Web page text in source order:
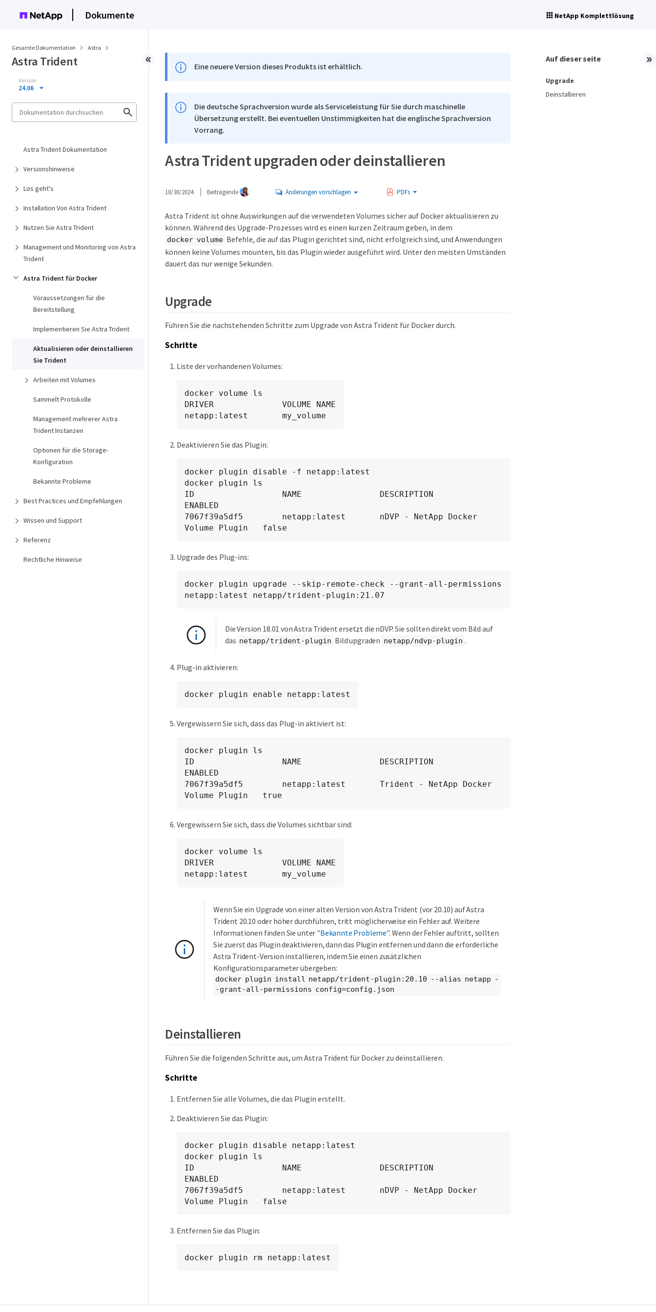
Dokumente NetApp Komplettlösung
Gesamte Dokumentation Astra
Astra Trident
Version
24.06
Astra Trident Dokumentation
Versionshinweise
Los geht's
Installation Von Astra Trident
Nutzen Sie Astra Trident
Management und Monitoring von Astra
Trident
Astra Trident für Docker
Voraussetzungen für die
Bereitstellung
Implementieren Sie Astra Trident
Aktualisieren oder deinstallieren
Sie Trident
Arbeiten mit Volumes
Sammelt Protokolle
Management mehrerer Astra
Trident Instanzen
Optionen für die Storage-
Konfiguration
Bekannte Probleme
Best Practices und Empfehlungen
Wissen und Support
Referenz
Rechtliche Hinweise
Eine neuere Version dieses Produkts ist erhältlich.
Die deutsche Sprachversion wurde als Serviceleistung für Sie durch maschinelle
Übersetzung erstellt. Bei eventuellen Unstimmigkeiten hat die englische Sprachversion
Vorrang.
Astra Trident upgraden oder deinstallieren
10/30/2024 Beitragende Änderungen vorschlagen PDFs
Astra Trident ist ohne Auswirkungen auf die verwendeten Volumes sicher auf Docker aktualisieren zu
können. Während des Upgrade-Prozesses wird es einen kurzen Zeitraum geben, in dem
docker volume Befehle, die auf das Plugin gerichtet sind, nicht erfolgreich sind, und Anwendungen
können keine Volumes mounten, bis das Plugin wieder ausgeführt wird. Unter den meisten Umständen
dauert das nur wenige Sekunden.
Upgrade
Führen Sie die nachstehenden Schritte zum Upgrade von Astra Trident für Docker durch.
Schritte
Liste der vorhandenen Volumes:
docker volume ls
DRIVER              VOLUME NAME
netapp:latest       my_volume
Deaktivieren Sie das Plugin:
docker plugin disable -f netapp:latest
docker plugin ls
ID                  NAME                DESCRIPTION
ENABLED
7067f39a5df5        netapp:latest       nDVP - NetApp Docker
Volume Plugin   false
Upgrade des Plug-ins:
docker plugin upgrade --skip-remote-check --grant-all-permissions
netapp:latest netapp/trident-plugin:21.07
Die Version 18.01 von Astra Trident ersetzt die nDVP. Sie sollten direkt vom Bild auf
das netapp/trident-plugin Bild upgraden netapp/ndvp-plugin .
Plug-in aktivieren:
docker plugin enable netapp:latest
Vergewissern Sie sich, dass das Plug-in aktiviert ist:
docker plugin ls
ID                  NAME                DESCRIPTION
ENABLED
7067f39a5df5        netapp:latest       Trident - NetApp Docker
Volume Plugin   true
Vergewissern Sie sich, dass die Volumes sichtbar sind:
docker volume ls
DRIVER              VOLUME NAME
netapp:latest       my_volume
Wenn Sie ein Upgrade von einer alten Version von Astra Trident (vor 20.10) auf Astra
Trident 20.10 oder höher durchführen, tritt möglicherweise ein Fehler auf. Weitere
Informationen finden Sie unter "Bekannte Probleme". Wenn der Fehler auftritt, sollten
Sie zuerst das Plugin deaktivieren, dann das Plugin entfernen und dann die erforderliche
Astra Trident-Version installieren, indem Sie einen zusätzlichen
Konfigurationsparameter übergeben:
docker plugin install netapp/trident-plugin:20.10 --alias netapp -
-grant-all-permissions config=config.json
Deinstallieren
Führen Sie die folgenden Schritte aus, um Astra Trident für Docker zu deinstallieren.
Schritte
Entfernen Sie alle Volumes, die das Plugin erstellt.
Deaktivieren Sie das Plugin:
docker plugin disable netapp:latest
docker plugin ls
ID                  NAME                DESCRIPTION
ENABLED
7067f39a5df5        netapp:latest       nDVP - NetApp Docker
Volume Plugin   false
Entfernen Sie das Plugin:
docker plugin rm netapp:latest
Auf dieser seite
Upgrade
Deinstallieren